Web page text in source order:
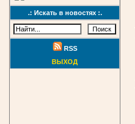
.: Искать в новостях :.
RSS
ВЫХОД